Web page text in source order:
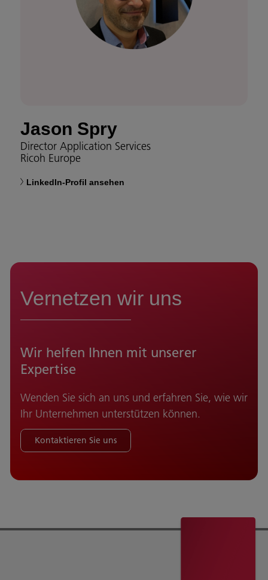
Jason Spry
Director Application Services
Ricoh Europe
LinkedIn-Profil ansehen
Vernetzen wir uns
Wir helfen Ihnen mit unserer
Expertise
Wenden Sie sich an uns und erfahren Sie, wie wir
Ihr Unternehmen unterstützen können.
Kontaktieren Sie uns